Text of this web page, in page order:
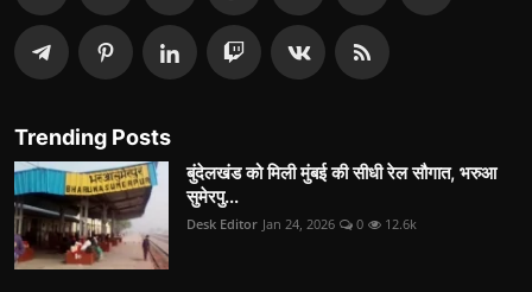
Trending Posts
बुंदेलखंड को मिली मुंबई की सीधी रेल सौगात, भरुआ
सुमेरपु...
Desk Editor Jan 24, 2026 0 12.6k